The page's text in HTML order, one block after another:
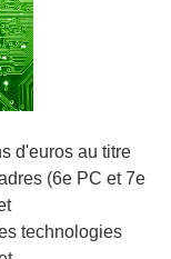
d'euros au titre
(6e PC et 7e
technologies